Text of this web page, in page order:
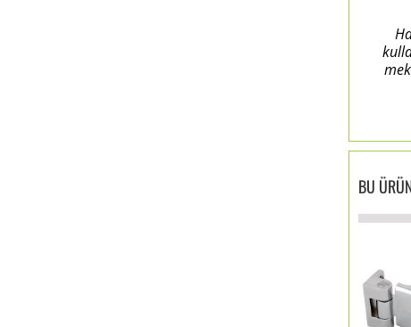
BU